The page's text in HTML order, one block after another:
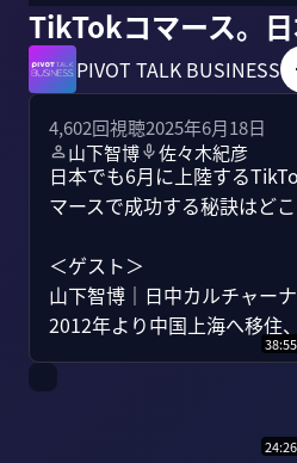
TikTokコマース。
PIVOT TALK BUSINESS
4,602回視聴2025年6月18日
山下智博
佐々木紀彦
日本でも6月に上陸する
マースで成功する秘訣はど
＜ゲスト＞
山下智博｜日中カルチャー
2012年より中国上海へ移住
38:55
24:26